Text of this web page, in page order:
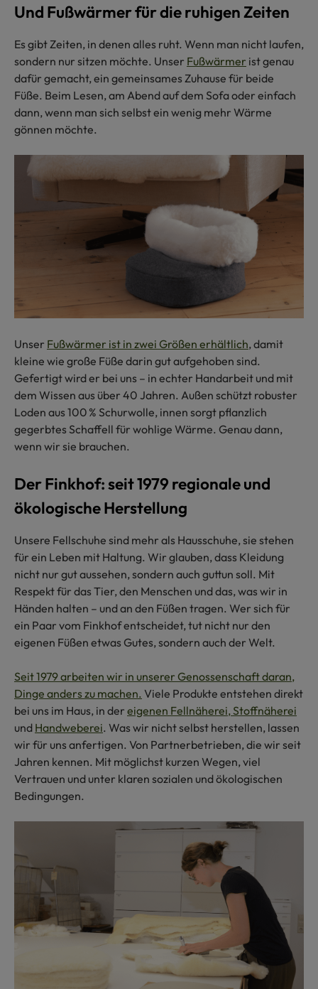
Und Fußwärmer für die ruhigen Zeiten
Es gibt Zeiten, in denen alles ruht. Wenn man nicht laufen,
sondern nur sitzen möchte. Unser Fußwärmer ist genau
dafür gemacht, ein gemeinsames Zuhause für beide
Füße. Beim Lesen, am Abend auf dem Sofa oder einfach
dann, wenn man sich selbst ein wenig mehr Wärme
gönnen möchte.
Unser Fußwärmer ist in zwei Größen erhältlich, damit
kleine wie große Füße darin gut aufgehoben sind.
Gefertigt wird er bei uns – in echter Handarbeit und mit
dem Wissen aus über 40 Jahren. Außen schützt robuster
Loden aus 100 % Schurwolle, innen sorgt pflanzlich
gegerbtes Schaffell für wohlige Wärme. Genau dann,
wenn wir sie brauchen.
Der Finkhof: seit 1979 regionale und
ökologische Herstellung
Unsere Fellschuhe sind mehr als Hausschuhe, sie stehen
für ein Leben mit Haltung. Wir glauben, dass Kleidung
nicht nur gut aussehen, sondern auch guttun soll. Mit
Respekt für das Tier, den Menschen und das, was wir in
Händen halten – und an den Füßen tragen. Wer sich für
ein Paar vom Finkhof entscheidet, tut nicht nur den
eigenen Füßen etwas Gutes, sondern auch der Welt.
Seit 1979 arbeiten wir in unserer Genossenschaft daran,
Dinge anders zu machen. Viele Produkte entstehen direkt
bei uns im Haus, in der eigenen Fellnäherei, Stoffnäherei
und Handweberei. Was wir nicht selbst herstellen, lassen
wir für uns anfertigen. Von Partnerbetrieben, die wir seit
Jahren kennen. Mit möglichst kurzen Wegen, viel
Vertrauen und unter klaren sozialen und ökologischen
Bedingungen.